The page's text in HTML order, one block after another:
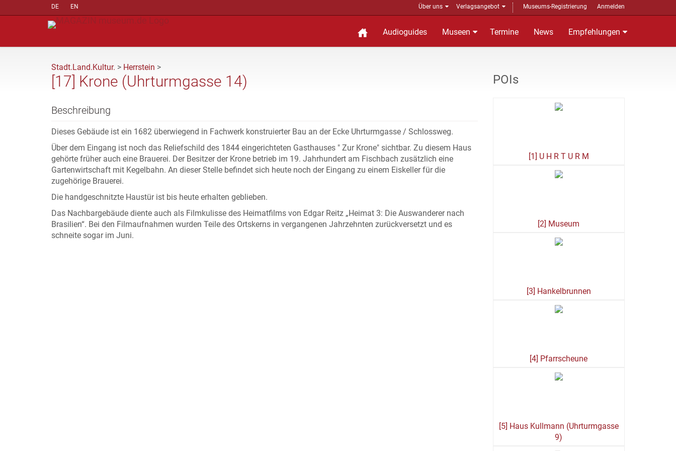
DE EN Über uns Verlagsangebot Museums-Registrierung Anmelden
Audioguides Museen Termine News Empfehlungen
Stadt.Land.Kultur. > Herrstein >
[17] Krone (Uhrturmgasse 14)
Beschreibung
Dieses Gebäude ist ein 1682 überwiegend in Fachwerk konstruierter Bau an der Ecke Uhrturmgasse / Schlossweg.
Über dem Eingang ist noch das Reliefschild des 1844 eingerichteten Gasthauses " Zur Krone" sichtbar. Zu diesem Haus
gehörte früher auch eine Brauerei. Der Besitzer der Krone betrieb im 19. Jahrhundert am Fischbach zusätzlich eine
Gartenwirtschaft mit Kegelbahn. An dieser Stelle befindet sich heute noch der Eingang zu einem Eiskeller für die
zugehörige Brauerei.
Die handgeschnitzte Haustür ist bis heute erhalten geblieben.
Das Nachbargebäude diente auch als Filmkulisse des Heimatfilms von Edgar Reitz „Heimat 3: Die Auswanderer nach
Brasilien“. Bei den Filmaufnahmen wurden Teile des Ortskerns in vergangenen Jahrzehnten zurückversetzt und es
schneite sogar im Juni.
POIs
[1] U H R T U R M
[2] Museum
[3] Hankelbrunnen
[4] Pfarrscheune
[5] Haus Kullmann (Uhrturmgasse
9)